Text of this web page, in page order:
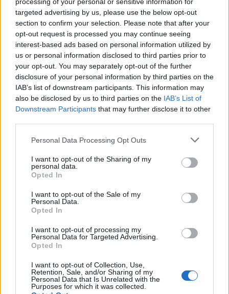
targeted advertising by us, please use the below opt-out
section to confirm your selection. Please note that after your
opt-out request is processed you may continue seeing
interest-based ads based on personal information utilized by
us or personal information disclosed to third parties prior to
your opt-out. You may separately opt-out of the further
disclosure of your personal information by third parties on the
IAB’s list of downstream participants. This information may
also be disclosed by us to third parties on the IAB’s List of
Downstream Participants that may further disclose it to other
Personal Data Processing Opt Outs
I want to opt-out of the Sharing of my
personal data.
Opted In
I want to opt-out of the Sale of my
Personal Data.
Opted In
I want to opt-out of processing my
Personal Data for Targeted Advertising.
Opted In
I want to opt-out of Collection, Use,
Retention, Sale, and/or Sharing of my
Personal Data that Is Unrelated with the
Purposes for which it was collected.
ARTÍCULO ANTERIOR
ELON MUSK SE
APROVECHA DEL
APAGÓN EN ESPAÑA Y
ESTE ES EL MOTIVO
ARTÍCULO SIGUIENTE
EL POSTRE QUE CORTÓ
UNA FANTASÍA SEXUAL
EN FIRST DATES
Publicidad